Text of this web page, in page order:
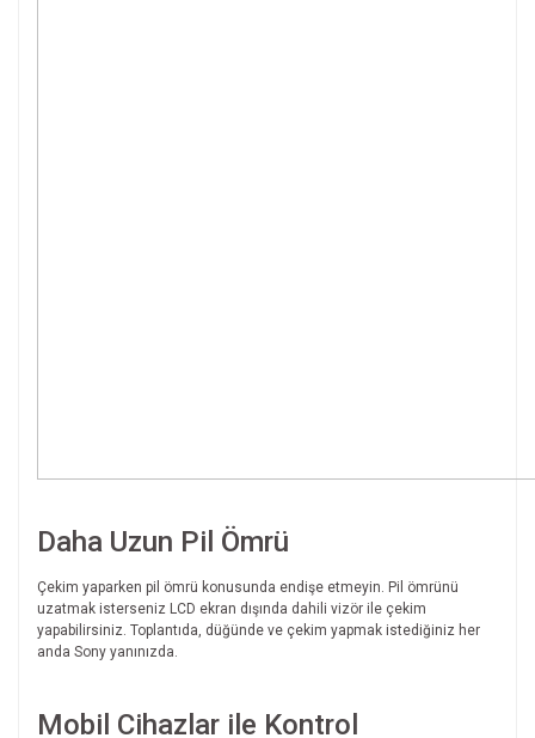
Daha Uzun Pil Ömrü
Çekim yaparken pil ömrü konusunda endişe etmeyin. Pil ömrünü
uzatmak isterseniz LCD ekran dışında dahili vizör ile çekim
yapabilirsiniz. Toplantıda, düğünde ve çekim yapmak istediğiniz her
anda Sony yanınızda.
Mobil Cihazlar ile Kontrol